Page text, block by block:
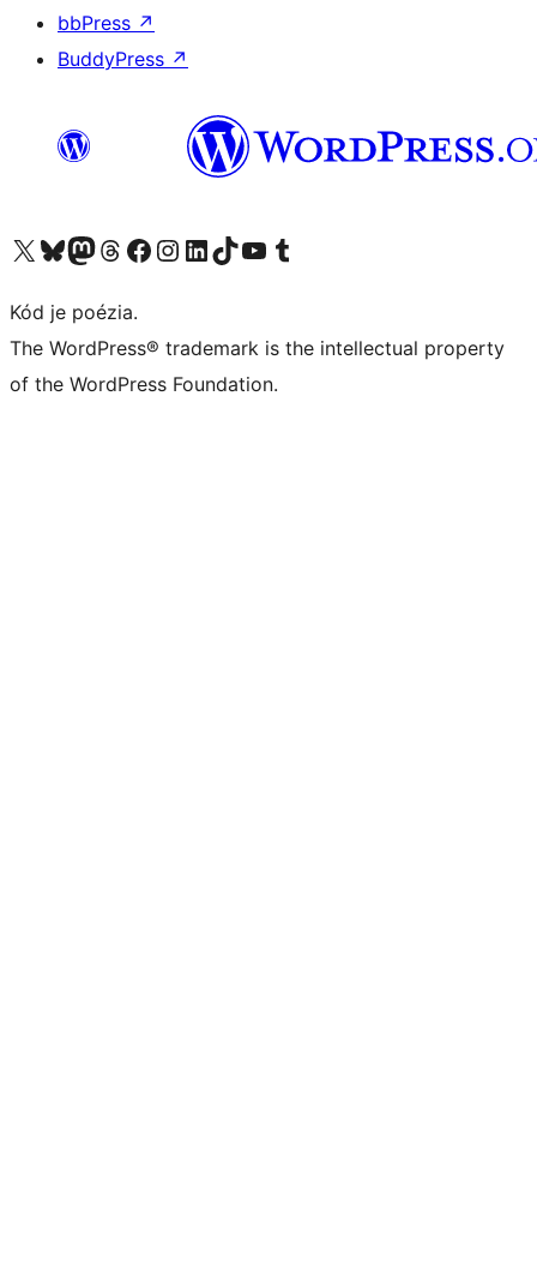
bbPress ↗
BuddyPress ↗
Navštívte náš účet na X (predtým Twitter)
Navštívte náš účet na platforme Bluesky
Navštívte náš účet na Mastodone
Navštívte náš účet na platforme Threads
Navštívte našu stránku na Facebooku
Navštívte náš účet Instagram
Navštívte náš účet LinkedIn
Navštívte náš účet na platforme TikTok
Navštívte náš kanál YouTube
Navštívte náš účet na platforme Tumblr
Kód je poézia.
The WordPress® trademark is the intellectual property
of the WordPress Foundation.